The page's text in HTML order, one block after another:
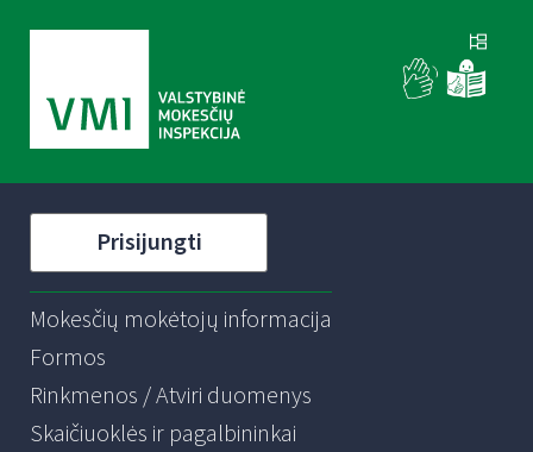
Prisijungti
Mokesčių mokėtojų informacija
Formos
Rinkmenos / Atviri duomenys
Skaičiuoklės ir pagalbininkai